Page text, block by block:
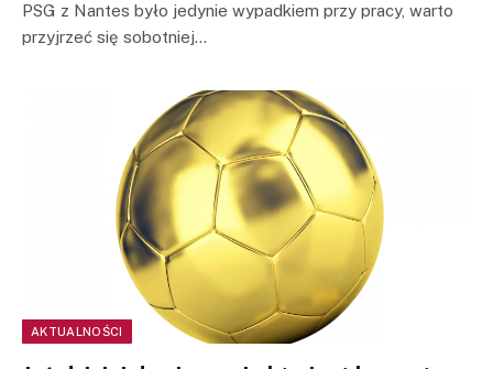
PSG z Nantes było jedynie wypadkiem przy pracy, warto
przyjrzeć się sobotniej…
AKTUALNOŚCI